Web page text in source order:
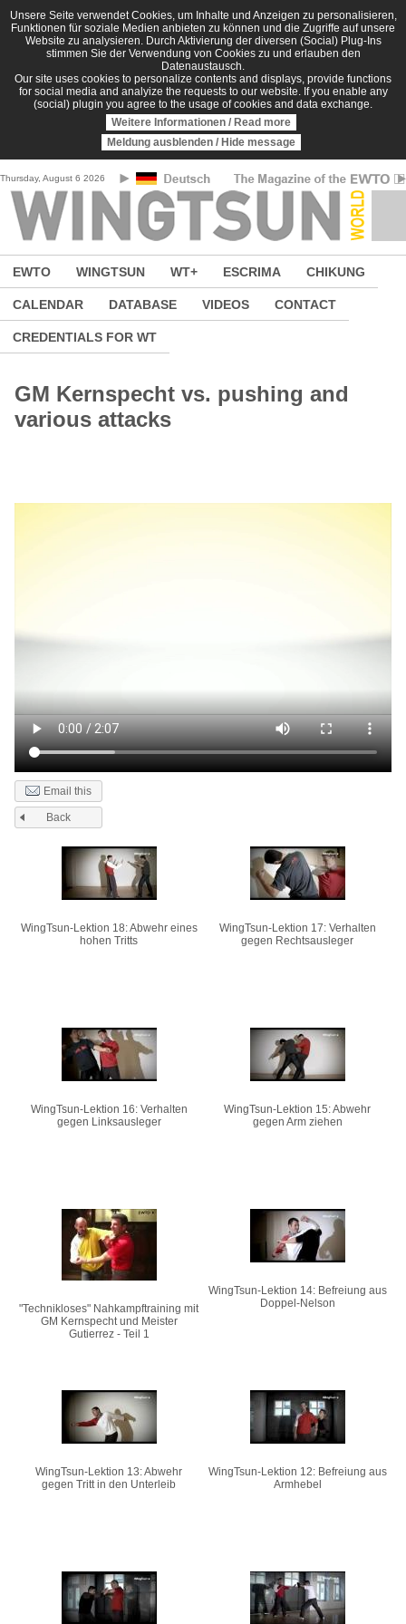
Skip to main content
Unsere Seite verwendet Cookies, um Inhalte und Anzeigen zu personalisieren,
Funktionen für soziale Medien anbieten zu können und die Zugriffe auf unsere
Website zu analysieren. Durch Aktivierung der diversen (Social) Plug-Ins
stimmen Sie der Verwendung von Cookies zu und erlauben den
Datenaustausch.
Our site uses cookies to personalize contents and displays, provide functions
for social media and analyize the requests to our website. If you enable any
(social) plugin you agree to the usage of cookies and data exchange.
Weitere Informationen / Read more
Meldung ausblenden / Hide message
Thursday, August 6 2026
EWTO WINGTSUN WT+ ESCRIMA CHIKUNG
CALENDAR DATABASE VIDEOS CONTACT
CREDENTIALS FOR WT
GM Kernspecht vs. pushing and
various attacks
Email this
Back
WingTsun-Lektion 18: Abwehr eines
hohen Tritts
WingTsun-Lektion 17: Verhalten
gegen Rechtsausleger
WingTsun-Lektion 16: Verhalten
gegen Linksausleger
WingTsun-Lektion 15: Abwehr
gegen Arm ziehen
"Technikloses" Nahkampftraining mit
GM Kernspecht und Meister
Gutierrez - Teil 1
WingTsun-Lektion 14: Befreiung aus
Doppel-Nelson
WingTsun-Lektion 13: Abwehr
gegen Tritt in den Unterleib
WingTsun-Lektion 12: Befreiung aus
Armhebel
Pages